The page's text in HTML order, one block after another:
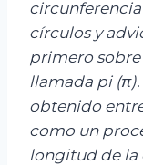
círculos y
primero sobre
llamada pi
obtenido
como un
longitud de la